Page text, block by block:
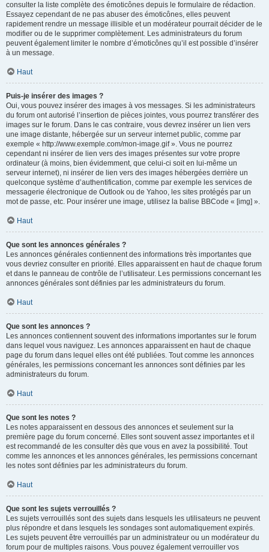
consulter la liste complète des émoticônes depuis le formulaire de rédaction.
Essayez cependant de ne pas abuser des émoticônes, elles peuvent
rapidement rendre un message illisible et un modérateur pourrait décider de le
modifier ou de le supprimer complètement. Les administrateurs du forum
peuvent également limiter le nombre d’émoticônes qu’il est possible d’insérer
à un message.
Haut
Puis-je insérer des images ?
Oui, vous pouvez insérer des images à vos messages. Si les administrateurs
du forum ont autorisé l’insertion de pièces jointes, vous pourrez transférer des
images sur le forum. Dans le cas contraire, vous devrez insérer un lien vers
une image distante, hébergée sur un serveur internet public, comme par
exemple « http://www.exemple.com/mon-image.gif ». Vous ne pourrez
cependant ni insérer de lien vers des images présentes sur votre propre
ordinateur (à moins, bien évidemment, que celui-ci soit en lui-même un
serveur internet), ni insérer de lien vers des images hébergées derrière un
quelconque système d’authentification, comme par exemple les services de
messagerie électronique de Outlook ou de Yahoo, les sites protégés par un
mot de passe, etc. Pour insérer une image, utilisez la balise BBCode « [img] ».
Haut
Que sont les annonces générales ?
Les annonces générales contiennent des informations très importantes que
vous devriez consulter en priorité. Elles apparaissent en haut de chaque forum
et dans le panneau de contrôle de l’utilisateur. Les permissions concernant les
annonces générales sont définies par les administrateurs du forum.
Haut
Que sont les annonces ?
Les annonces contiennent souvent des informations importantes sur le forum
dans lequel vous naviguez. Les annonces apparaissent en haut de chaque
page du forum dans lequel elles ont été publiées. Tout comme les annonces
générales, les permissions concernant les annonces sont définies par les
administrateurs du forum.
Haut
Que sont les notes ?
Les notes apparaissent en dessous des annonces et seulement sur la
première page du forum concerné. Elles sont souvent assez importantes et il
est recommandé de les consulter dès que vous en avez la possibilité. Tout
comme les annonces et les annonces générales, les permissions concernant
les notes sont définies par les administrateurs du forum.
Haut
Que sont les sujets verrouillés ?
Les sujets verrouillés sont des sujets dans lesquels les utilisateurs ne peuvent
plus répondre et dans lesquels les sondages sont automatiquement expirés.
Les sujets peuvent être verrouillés par un administrateur ou un modérateur du
forum pour de multiples raisons. Vous pouvez également verrouiller vos